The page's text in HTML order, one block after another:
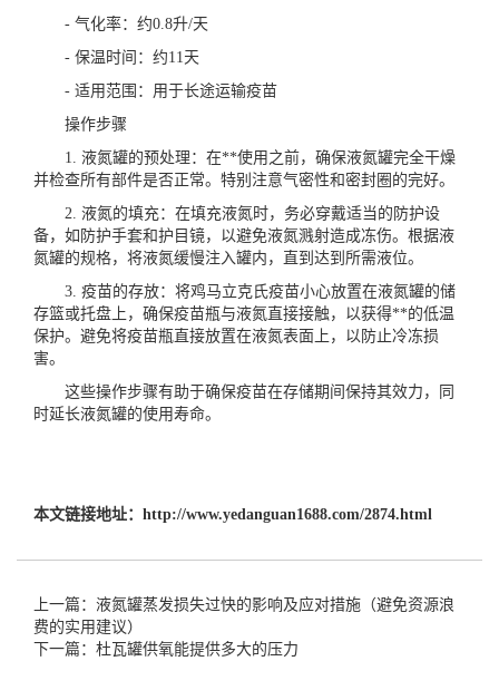
- 气化率：约0.8升/天
- 保温时间：约11天
- 适用范围：用于长途运输疫苗
操作步骤
1. 液氮罐的预处理：在**使用之前，确保液氮罐完全干燥
并检查所有部件是否正常。特别注意气密性和密封圈的完好。
2. 液氮的填充：在填充液氮时，务必穿戴适当的防护设
备，如防护手套和护目镜，以避免液氮溅射造成冻伤。根据液
氮罐的规格，将液氮缓慢注入罐内，直到达到所需液位。
3. 疫苗的存放：将鸡马立克氏疫苗小心放置在液氮罐的储
存篮或托盘上，确保疫苗瓶与液氮直接接触，以获得**的低温
保护。避免将疫苗瓶直接放置在液氮表面上，以防止冷冻损
害。
这些操作步骤有助于确保疫苗在存储期间保持其效力，同
时延长液氮罐的使用寿命。
本文链接地址： http://www.yedanguan1688.com/2874.html
上一篇：液氮罐蒸发损失过快的影响及应对措施（避免资源浪
费的实用建议）
下一篇：杜瓦罐供氧能提供多大的压力